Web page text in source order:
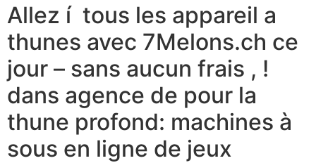
Allez í tous les appareil a
thunes avec 7Melons.ch ce
jour – sans aucun frais , !
dans agence de pour la
thune profond: machines à
sous en ligne de jeux